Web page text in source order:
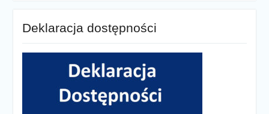
Deklaracja dostępności